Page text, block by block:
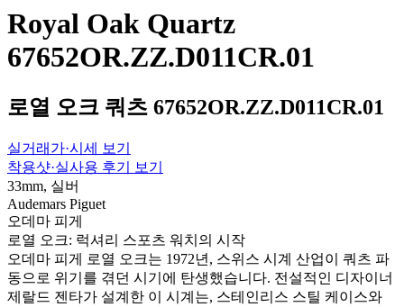
Royal Oak Quartz
67652OR.ZZ.D011CR.01
로열 오크 쿼츠 67652OR.ZZ.D011CR.01
실거래가·시세 보기
착용샷·실사용 후기 보기
33mm, 실버
Audemars Piguet
오데마 피게
로열 오크: 럭셔리 스포츠 워치의 시작
오데마 피게 로열 오크는 1972년, 스위스 시계 산업이 쿼츠 파
동으로 위기를 겪던 시기에 탄생했습니다. 전설적인 디자이너
제랄드 젠타가 설계한 이 시계는, 스테인리스 스틸 케이스와